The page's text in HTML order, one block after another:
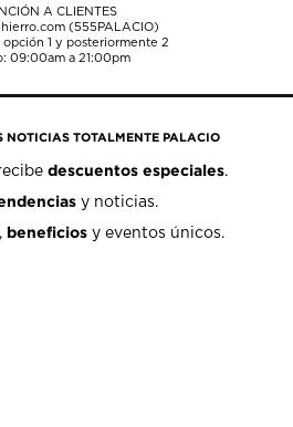
A CLIENTES
(555PALACIO)
opción 1 y posteriormente 2
09:00am a 21:00pm
NOTICIAS TOTALMENTE PALACIO
descuentos especiales.
y noticias.
beneficios y eventos únicos.